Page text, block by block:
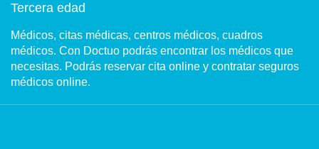
Tercera edad
Médicos, citas médicas, centros médicos, cuadros
médicos. Con Doctuo podrás encontrar los médicos que
necesitas. Podrás reservar cita online y contratar seguros
médicos online.